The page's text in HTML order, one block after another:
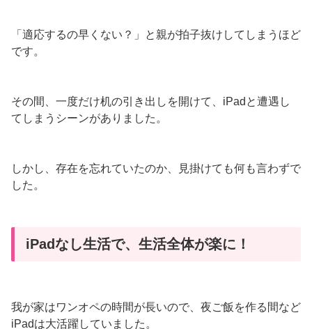
「適応するの早くない？」と親が拍子抜けしてしまうほど
です。
その間、一度だけ机の引き出しを開けて、iPadと遭遇し
てしまうシーンがありました。
しかし、存在を忘れていたのか、見掛けても何も言わずで
した。
iPadなし生活で、生活全体が楽に！
我が家はワンオペの時間が長いので、夜ご飯を作る間など
iPadは大活躍していました。